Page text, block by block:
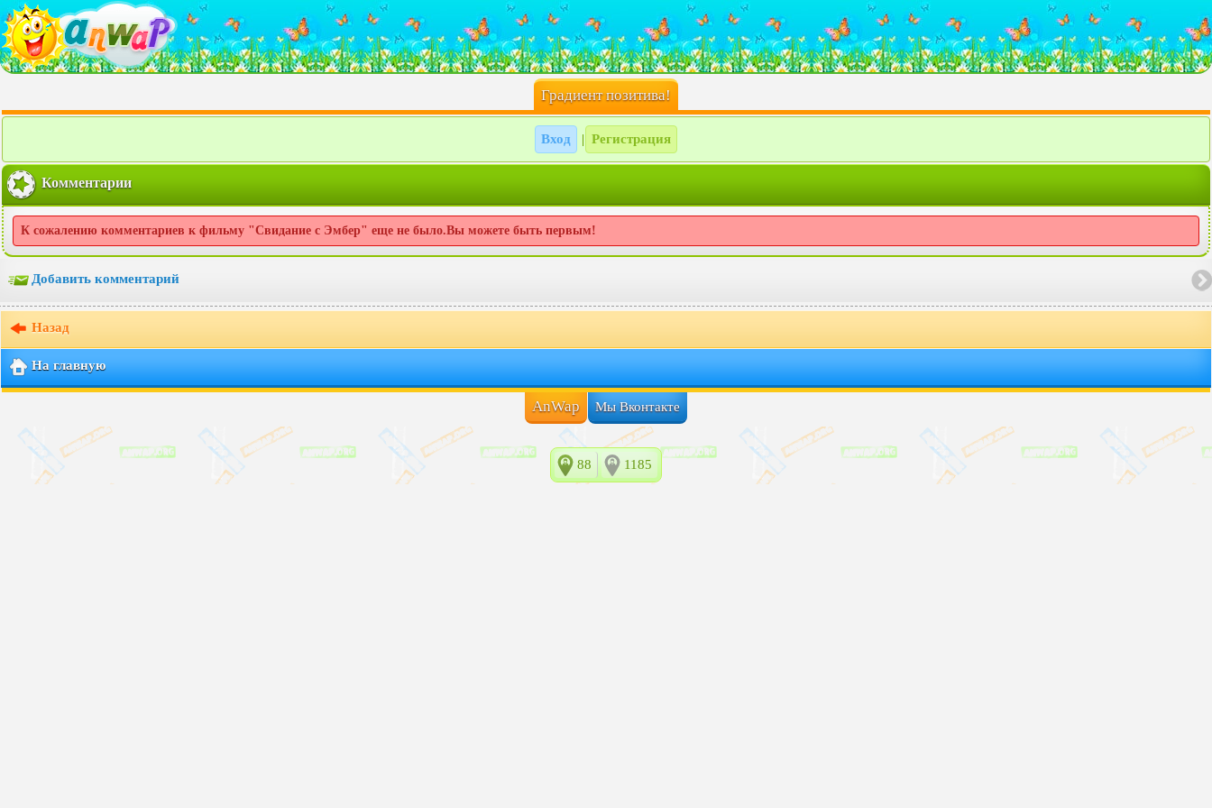
Градиент позитива!
Вход Регистрация
Комментарии
К сожалению комментариев к фильму "Свидание с Эмбер" еще не было.Вы можете быть первым!
Добавить комментарий
Назад
На главную
AnWap Мы Вконтакте
88 1185